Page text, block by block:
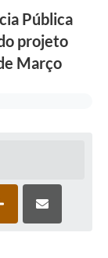
STARTUPS
Pública
projeto
Março